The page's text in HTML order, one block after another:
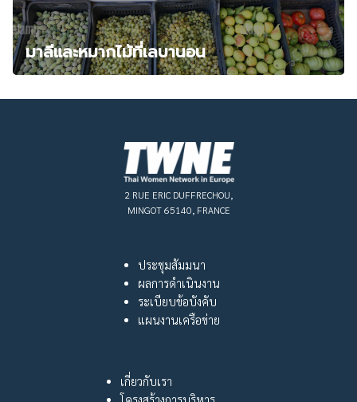
มาลีและหมากไม้ที่เลบานอน
2 RUE ERIC DUFFRECHOU,
MINGOT 65140, FRANCE
ประชุมสัมมนา
ผลการดำเนินงาน
ระเบียบข้อบังคับ
แผนงานเครือข่าย
เกี่ยวกับเรา